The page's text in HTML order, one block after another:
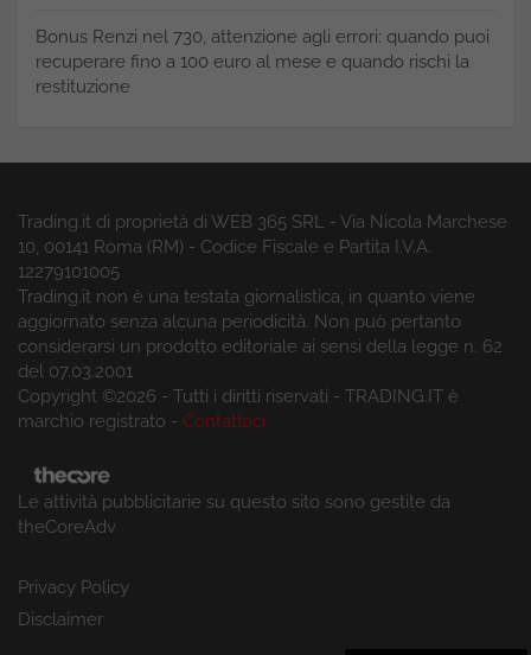
Bonus Renzi nel 730, attenzione agli errori: quando puoi
recuperare fino a 100 euro al mese e quando rischi la
restituzione
Trading.it di proprietà di WEB 365 SRL - Via Nicola Marchese
10, 00141 Roma (RM) - Codice Fiscale e Partita I.V.A.
12279101005
Trading.it non è una testata giornalistica, in quanto viene
aggiornato senza alcuna periodicità. Non può pertanto
considerarsi un prodotto editoriale ai sensi della legge n. 62
del 07.03.2001
Copyright ©2026 - Tutti i diritti riservati - TRADING.IT è
marchio registrato - Contattaci
Le attività pubblicitarie su questo sito sono gestite da
theCoreAdv
Privacy Policy
Disclaimer